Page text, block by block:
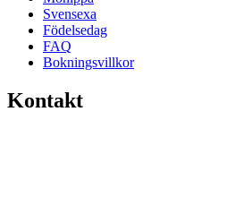
Svensexa
Födelsedag
FAQ
Bokningsvillkor
Kontakt